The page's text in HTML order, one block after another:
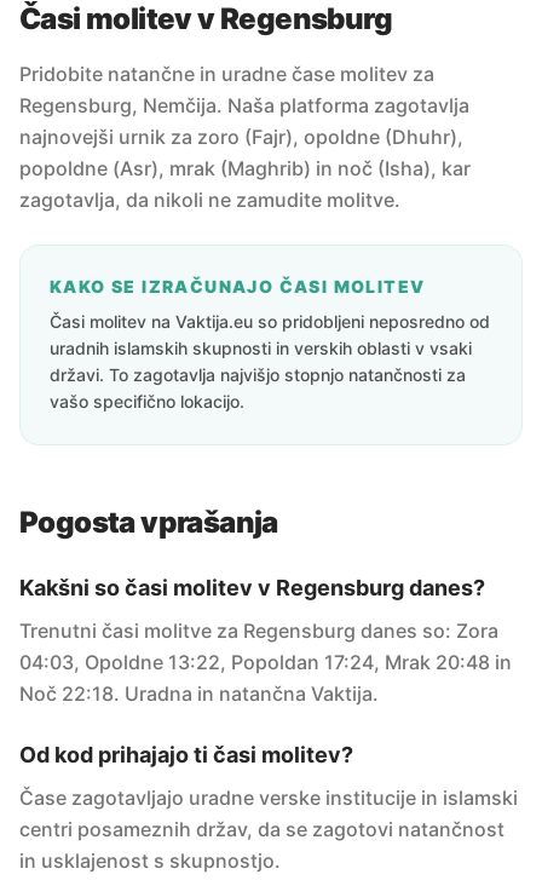
Časi molitev v Regensburg
Pridobite natančne in uradne čase molitev za
Regensburg, Nemčija. Naša platforma zagotavlja
najnovejši urnik za zoro (Fajr), opoldne (Dhuhr),
popoldne (Asr), mrak (Maghrib) in noč (Isha), kar
zagotavlja, da nikoli ne zamudite molitve.
KAKO SE IZRAČUNAJO ČASI MOLITEV
Časi molitev na Vaktija.eu so pridobljeni neposredno od
uradnih islamskih skupnosti in verskih oblasti v vsaki
državi. To zagotavlja najvišjo stopnjo natančnosti za
vašo specifično lokacijo.
Pogosta vprašanja
Kakšni so časi molitev v Regensburg danes?
Trenutni časi molitve za Regensburg danes so: Zora
04:03, Opoldne 13:22, Popoldan 17:24, Mrak 20:48 in
Noč 22:18. Uradna in natančna Vaktija.
Od kod prihajajo ti časi molitev?
Čase zagotavljajo uradne verske institucije in islamski
centri posameznih držav, da se zagotovi natančnost
in usklajenost s skupnostjo.